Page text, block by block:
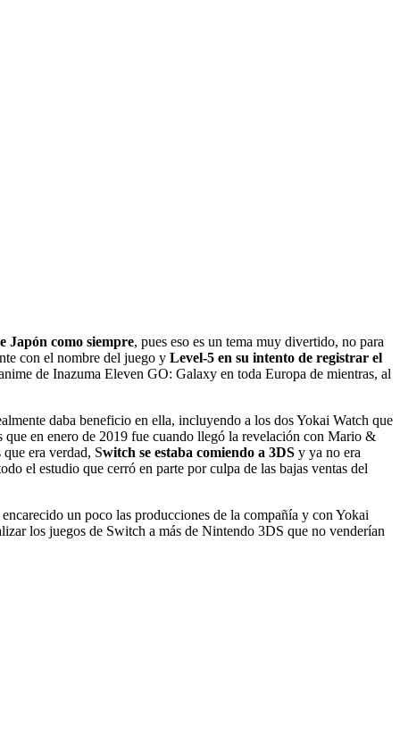
Japón como siempre, pues eso es un tema muy divertido, no para
con el nombre del juego y Level-5 en su intento de registrar el
de Inazuma Eleven GO: Galaxy en toda Europa de mientras, al
daba beneficio en ella, incluyendo a los dos Yokai Watch que
que en enero de 2019 fue cuando llegó la revelación con Mario &
que era verdad, Switch se estaba comiendo a 3DS y ya no era
el estudio que cerró en parte por culpa de las bajas ventas del
un poco las producciones de la compañía y con Yokai
los juegos de Switch a más de Nintendo 3DS que no venderían